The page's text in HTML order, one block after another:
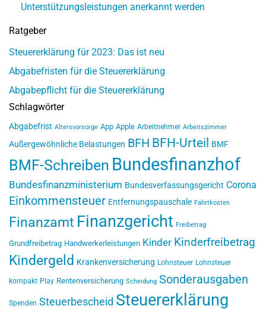
Unterstützungsleistungen anerkannt werden
Ratgeber
Steuererklärung für 2023: Das ist neu
Abgabefristen für die Steuererklärung
Abgabepflicht für die Steuererklärung
Schlagwörter
Abgabefrist Altersvorsorge App Apple Arbeitnehmer Arbeitszimmer
Außergewöhnliche Belastungen BFH BFH-Urteil BMF
BMF-Schreiben Bundesfinanzhof
Bundesfinanzministerium Bundesverfassungsgericht Corona
Einkommensteuer Entfernungspauschale Fahrtkosten
Finanzamt Finanzgericht Freibetrag
Grundfreibetrag Handwerkerleistungen Kinder Kinderfreibetrag
Kindergeld Krankenversicherung Lohnsteuer Lohnsteuer
kompakt Play Rentenversicherung Scheidung Sonderausgaben
Spenden Steuerbescheid Steuererklärung